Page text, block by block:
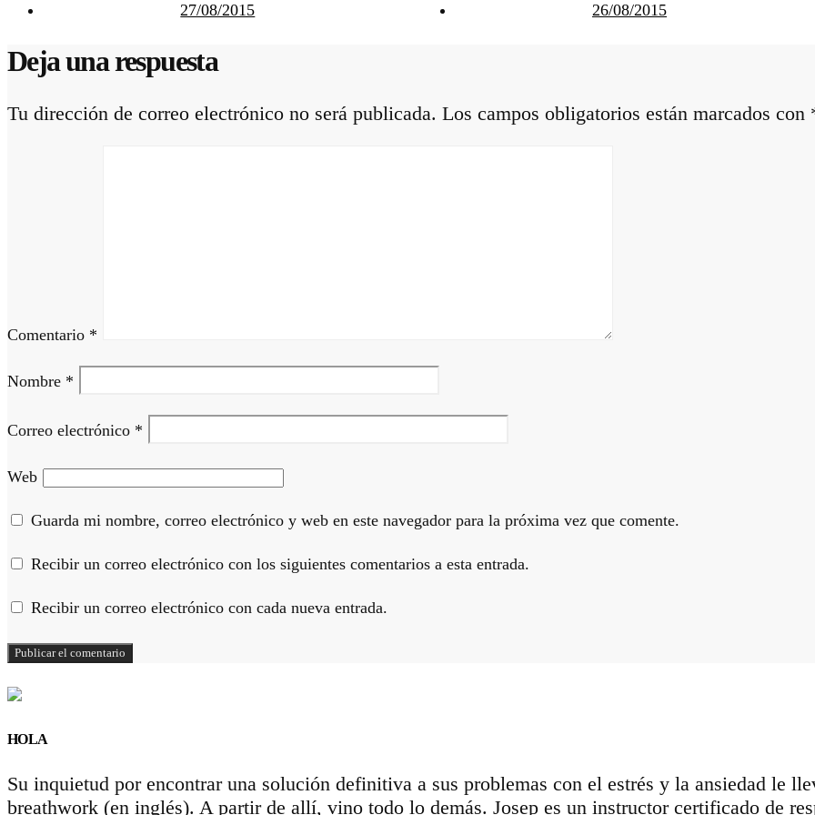
27/08/2015
26/08/2015
Deja una respuesta
Tu dirección de correo electrónico no será publicada. Los campos obligatorios están marcados con
Comentario *
Nombre *
Correo electrónico *
Web
Guarda mi nombre, correo electrónico y web en este navegador para la próxima vez que comente.
Recibir un correo electrónico con los siguientes comentarios a esta entrada.
Recibir un correo electrónico con cada nueva entrada.
HOLA
Su inquietud por encontrar una solución definitiva a sus problemas con el estrés y la ansiedad le
breathwork (en inglés). A partir de allí, vino todo lo demás. Josep es un instructor certificado de